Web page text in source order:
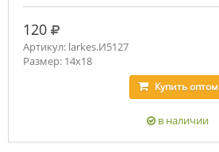
120 руб.
Артикул: larkes.И5127
Размер: 14х18
Купитьоптом
в наличии